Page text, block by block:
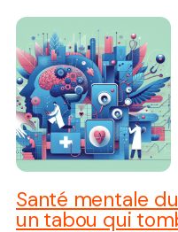
Santé mentale
un tabou qui